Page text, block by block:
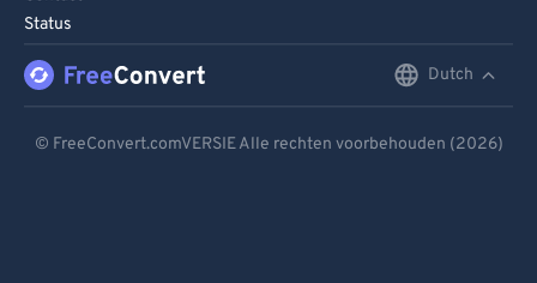
Status
Dutch
© FreeConvert.comVERSIE Alle rechten voorbehouden (2026)